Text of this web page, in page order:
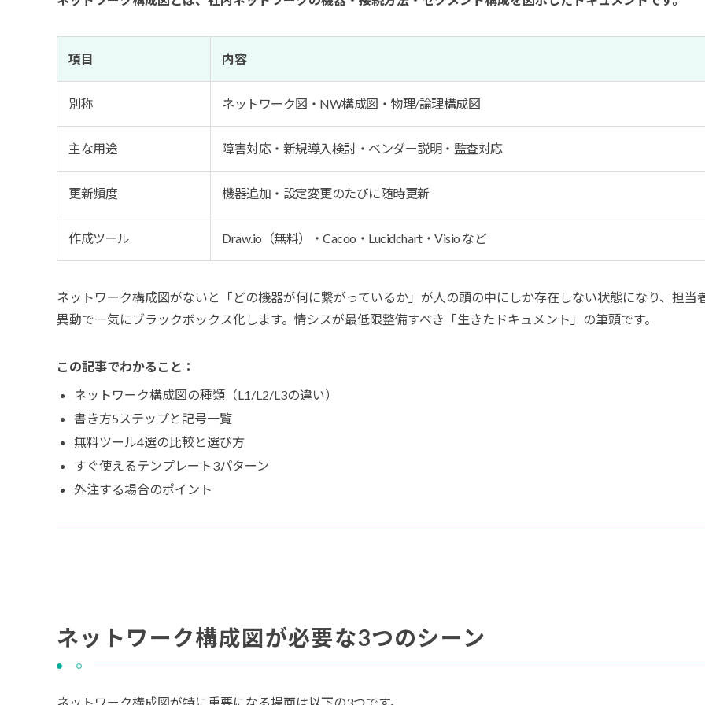
項目 内容
別称 ネットワーク図・NW構成図・物理/論理構成図
主な用途 障害対応・新規導入検討・ベンダー説明・監査対応
更新頻度 機器追加・設定変更のたびに随時更新
作成ツール Draw.io（無料）・Cacoo・Lucidchart・Visio など
ネットワーク構成図がないと「どの機器が何に繋がっているか」が人の頭の中にしか存在しない状態になり、担当
異動で一気にブラックボックス化します。情シスが最低限整備すべき「生きたドキュメント」の筆頭です。
この記事でわかること：
ネットワーク構成図の種類（L1/L2/L3の違い）
書き方5ステップと記号一覧
無料ツール4選の比較と選び方
すぐ使えるテンプレート3パターン
外注する場合のポイント
ネットワーク構成図が必要な3つのシーン